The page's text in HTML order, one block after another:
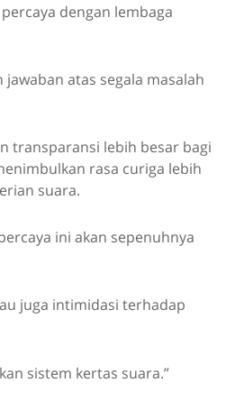
dengan lembaga
atas segala masalah
transparansi lebih besar bagi
rasa curiga lebih
suara.
ini akan sepenuhnya
juga intimidasi terhadap
sistem kertas suara.”